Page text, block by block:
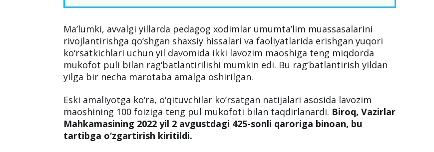
Ma’lumki, avvalgi yillarda pedagog xodimlar umumta’lim muassasalarini
rivojlantirishga qo‘shgan shaxsiy hissalari va faoliyatlarida erishgan yuqori
ko‘rsatkichlari uchun yil davomida ikki lavozim maoshiga teng miqdorda
mukofot puli bilan rag‘batlantirilishi mumkin edi. Bu rag‘batlantirish yildan
yilga bir necha marotaba amalga oshirilgan.
Eski amaliyotga ko‘ra, o‘qituvchilar ko‘rsatgan natijalari asosida lavozim
maoshining 100 foiziga teng pul mukofoti bilan taqdirlanardi. Biroq, Vazirlar
Mahkamasining 2022 yil 2 avgustdagi 425-sonli qaroriga binoan, bu
tartibga o‘zgartirish kiritildi.